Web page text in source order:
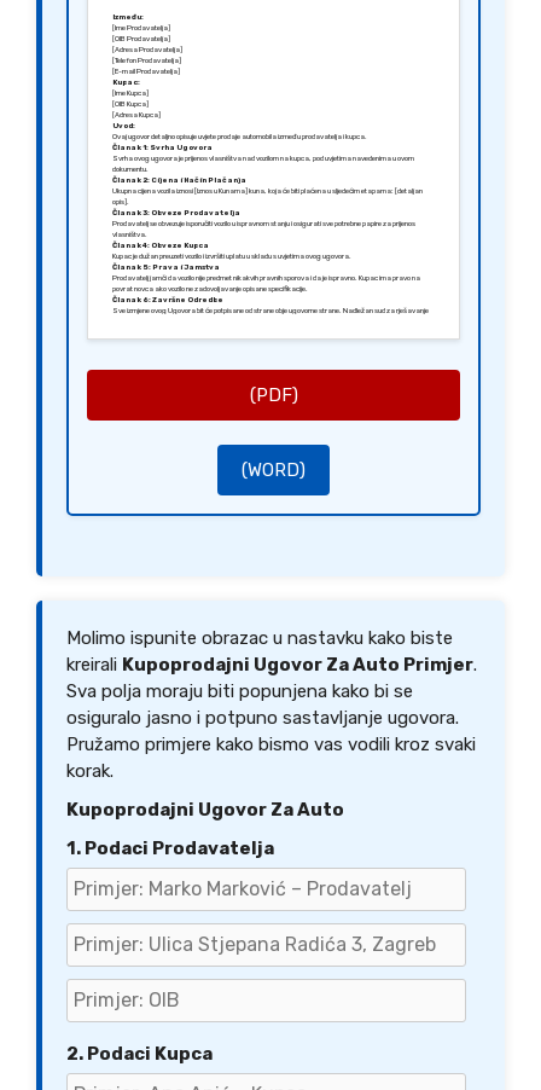
Između:
[Ime Prodavatelja]
[OIB Prodavatelja]
[Adresa Prodavatelja]
[Telefon Prodavatelja]
[E-mail Prodavatelja]
Kupac:
[Ime Kupca]
[OIB Kupca]
[Adresa Kupca]
Uvod:
Ovaj ugovor detaljno opisuje uvjete prodaje automobila između prodavatelja i kupca.
Članak 1: Svrha Ugovora
Svrha ovog ugovora je prijenos vlasništva nad vozilom na kupca, pod uvjetima navedenima u ovom
dokumentu.
Članak 2: Cijena i Način Plačanja
Ukupna cijena vozila iznosi [Iznos u Kunama] kuna, koja će biti plaćena u sljedećim etapama: [detaljan
opis].
Članak 3: Obveze Prodavatelja
Prodavatelj se obvezuje isporučiti vozilo u ispravnom stanju i osigurati sve potrebne papire za prijenos
vlasništva.
Članak 4: Obveze Kupca
Kupac je dužan preuzeti vozilo i izvršiti uplatu u skladu s uvjetima ovog ugovora.
Članak 5: Prava i Jamstva
Prodavatelj jamči da vozilo nije predmet nikakvih pravnih sporova i da je ispravno. Kupac ima pravo na
povrat novca ako vozilo ne zadovoljavanje opisane specifikacije.
Članak 6: Završne Odredbe
Sve izmjene ovog Ugovora bit će potpisane od strane obje ugovorne strane. Nadležan sud za rješavanje
(PDF)
(WORD)
Molimo ispunite obrazac u nastavku kako biste
kreirali Kupoprodajni Ugovor Za Auto Primjer.
Sva polja moraju biti popunjena kako bi se
osiguralo jasno i potpuno sastavljanje ugovora.
Pružamo primjere kako bismo vas vodili kroz svaki
korak.
Kupoprodajni Ugovor Za Auto
1. Podaci Prodavatelja
2. Podaci Kupca